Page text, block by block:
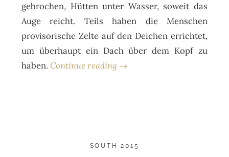
gebrochen, Hütten unter Wasser, soweit das
Auge reicht. Teils haben die Menschen
provisorische Zelte auf den Deichen errichtet,
um überhaupt ein Dach über dem Kopf zu
haben. Continue reading →
SOUTH 2015